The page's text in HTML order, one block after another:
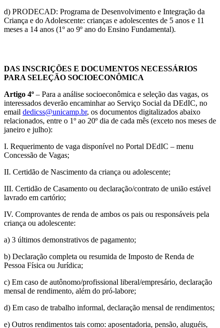
d) PRODECAD: Programa de Desenvolvimento e Integração da
Criança e do Adolescente: crianças e adolescentes de 5 anos e 11
meses a 14 anos (1º ao 9º ano do Ensino Fundamental).
DAS INSCRIÇÕES E DOCUMENTOS NECESSÁRIOS
PARA SELEÇÃO SOCIOECONÔMICA
Artigo 4º – Para a análise socioeconômica e seleção das vagas, os
interessados deverão encaminhar ao Serviço Social da DEdIC, no
email dedicss@unicamp.br, os documentos digitalizados abaixo
relacionados, entre o 1º ao 20º dia de cada mês (exceto nos meses de
janeiro e julho):
I. Requerimento de vaga disponível no Portal DEdIC – menu
Concessão de Vagas;
II. Certidão de Nascimento da criança ou adolescente;
III. Certidão de Casamento ou declaração/contrato de união estável
lavrado em cartório;
IV. Comprovantes de renda de ambos os pais ou responsáveis pela
criança ou adolescente:
a) 3 últimos demonstrativos de pagamento;
b) Declaração completa ou resumida de Imposto de Renda de
Pessoa Física ou Jurídica;
c) Em caso de autônomo/profissional liberal/empresário, declaração
mensal de rendimento, além do pró-labore;
d) Em caso de trabalho informal, declaração mensal de rendimentos;
e) Outros rendimentos tais como: aposentadoria, pensão, aluguéis,